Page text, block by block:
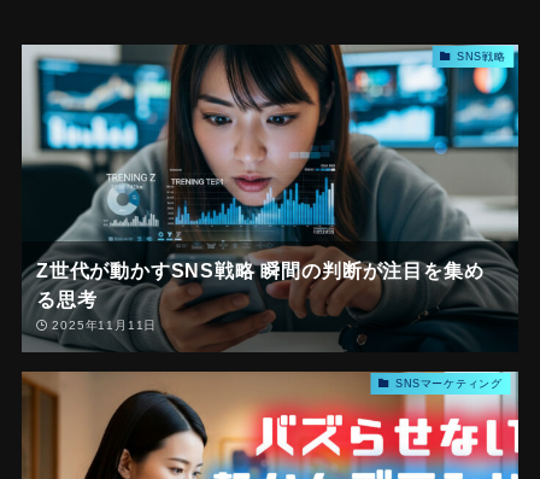
SNS戦略
Z世代が動かすSNS戦略 瞬間の判断が注目を集め
る思考
2025年11月11日
SNSマーケティング